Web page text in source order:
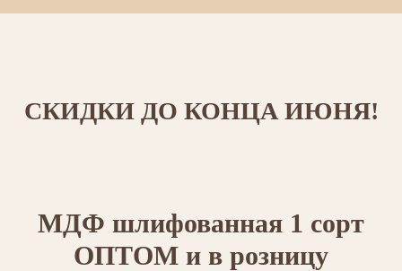
СКИДКИ ДО КОНЦА ИЮНЯ!
МДФ шлифованная 1 сорт
ОПТОМ и в розницу